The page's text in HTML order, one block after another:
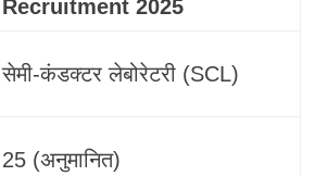
Recruitment 2025
सेमी-कंडक्टर लेबोरेटरी (SCL)
25 (अनुमानित)